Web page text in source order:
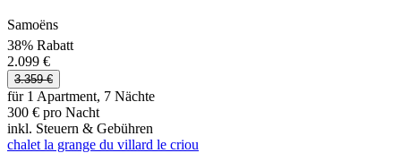
Samoëns
38% Rabatt
2.099 €
3.359 €
für 1 Apartment, 7 Nächte
300 € pro Nacht
inkl. Steuern & Gebühren
chalet la grange du villard le criou